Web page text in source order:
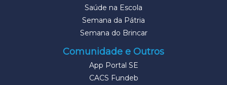
Saúde na Escola
Semana da Pátria
Semana do Brincar
Comunidade e Outros
App Portal SE
CACS Fundeb